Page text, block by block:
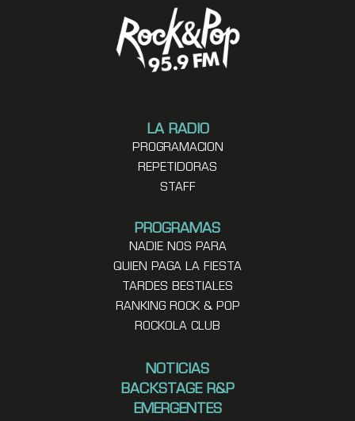
LA RADIO
PROGRAMACION
REPETIDORAS
STAFF
PROGRAMAS
NADIE NOS PARA
QUIEN PAGA LA FIESTA
TARDES BESTIALES
RANKING ROCK & POP
ROCKOLA CLUB
NOTICIAS
BACKSTAGE R&P
EMERGENTES